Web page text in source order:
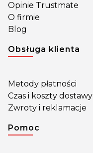
Opinie Trustmate
O firmie
Blog
Obsługa klienta
Metody płatności
Czas i koszty dostawy
Zwroty i reklamacje
Pomoc